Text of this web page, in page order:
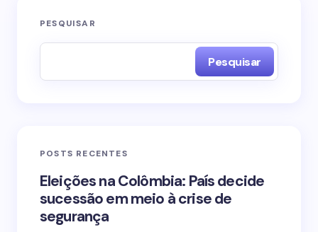
O seu endereço de e-mail não será publicado.
Your Comment *
PESQUISAR
Pesquisar
POSTS RECENTES
Eleições na Colômbia: País decide
sucessão em meio à crise de
segurança